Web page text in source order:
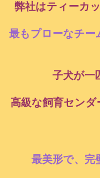
弊社はティーカ
最もプローなチー
子犬が一
高級な飼育セン
最美形で、完